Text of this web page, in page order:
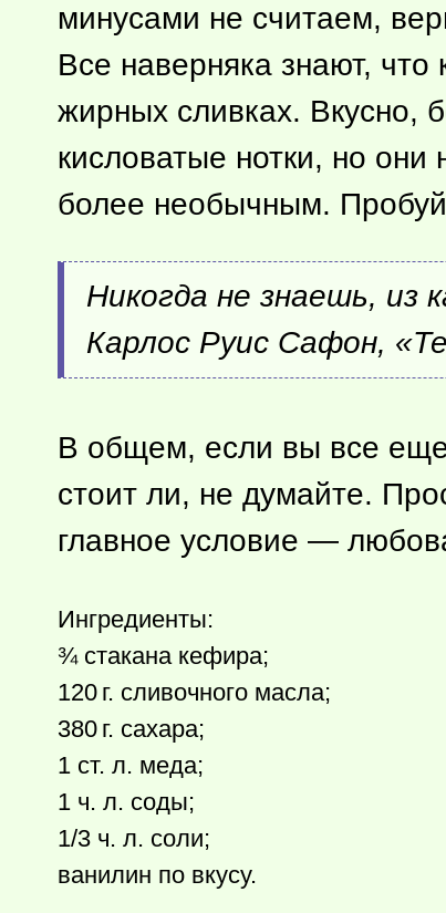
минусами не считаем,
Все наверняка знают,
жирных сливках. Вкусно,
кисловатые нотки, но они
более необычным.
Никогда не знаешь,
Карлос Руис Сафон,
В общем, если вы все
стоит ли, не думайте.
главное условие —
Ингредиенты:
¾ стакана кефира;
120 г. сливочного масла;
380 г. сахара;
1 ст. л. меда;
1 ч. л. соды;
1/3 ч. л. соли;
ванилин по вкусу.